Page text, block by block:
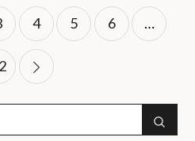
4 5 6 …